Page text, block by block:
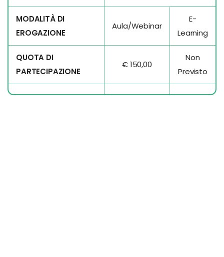
MODALITÀ DI
EROGAZIONE
Aula/Webinar
E-
Learning
QUOTA DI
PARTECIPAZIONE
€ 150,00
Non
Previsto